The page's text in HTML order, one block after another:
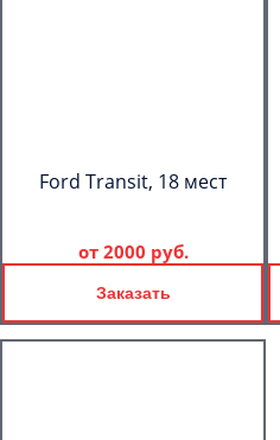
Ford Transit, 18 мест
от 2000 руб.
Заказать